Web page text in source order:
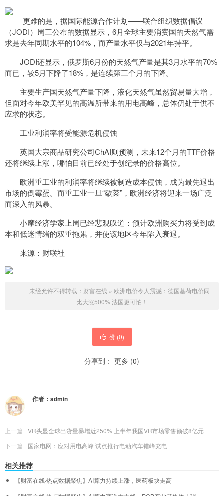
更难的是，据国际能源合作计划——联合组织数据倡议
（JODI）周三公布的数据显示，6月全球主要消费国的天然气需
求是去年同期水平的104%，而产量水平仅与2021年持平。
JODI还显示，俄罗斯6月份的天然气产量是其3月水平的70%
而已，较5月下降了18%，是连续第三个月的下降。
主要生产国天然气产量下降，液化天然气虽然贸易量大增，
但面对今年欧美罕见的高温所带来的用电高峰，总体仍处于供不
应求的状态。
工业利润率将受能源危机侵蚀
英国大宗商品研究公司ChAI则预测，未来12个月的TTF价格
还将继续上涨，哪怕目前已经处于创纪录的价格高位。
欧洲重工业的利润率将继续被制造成本侵蚀，成为最先退出
市场的倒霉蛋。而重工业一旦“歇菜”，欧洲经济将迎来一场广泛
而深入的风暴。
小摩经济学家上周已经悲观叹道：预计欧洲购买力将受到成
本和低迷情绪的双重拖累，并使该地区今年陷入衰退。
来源：财联社
未经允许不得转载： 财富在线 » 欧洲电价令人震撼：德国基荷电价同
比大涨500% 法国更可怕！
赞 (0)
分享到： 更多 (0)
作者： admin
上一篇
VR头显全球出货量暴增近250% 上半年我国VR市场零售额破8亿元
下一篇
国家电网：应对用电高峰 试点推行电动汽车错峰充电
相关推荐
【财富在线·热点数据聚焦】AI算力持续上涨，医药板块走高